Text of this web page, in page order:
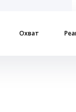
Охват